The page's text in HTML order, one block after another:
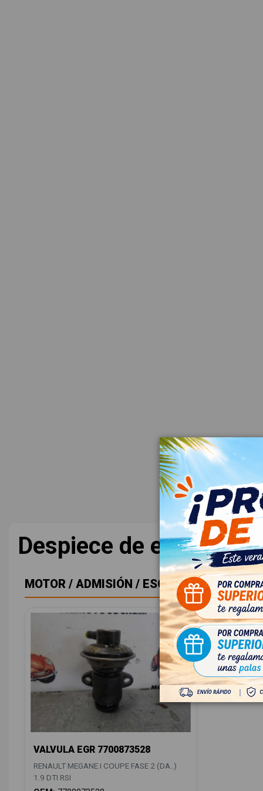
Despiece de este
MOTOR / ADMISIÓN / ESCAPE
VALVULA EGR 7700873528
RENAULT MEGANE I COUPE FASE 2 (DA..)
1.9 DTI RSI